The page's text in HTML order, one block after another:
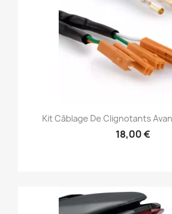
Kit Câblage De Clignotants
18,00 €